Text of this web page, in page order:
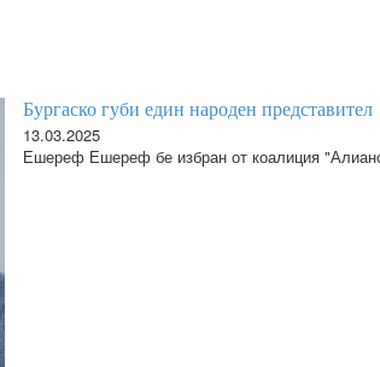
Бургаско губи един народен представител
13.03.2025
Ешереф Ешереф бе избран от коалиция